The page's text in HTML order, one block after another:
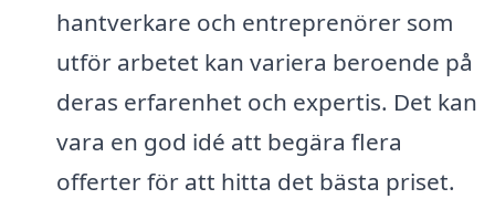
hantverkare och entreprenörer som
utför arbetet kan variera beroende på
deras erfarenhet och expertis. Det kan
vara en god idé att begära flera
offerter för att hitta det bästa priset.